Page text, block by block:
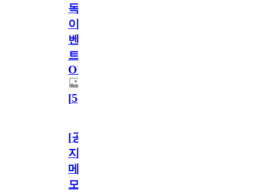
독
이
벤
트
OPEN!
[5]
[공
지]
메
모